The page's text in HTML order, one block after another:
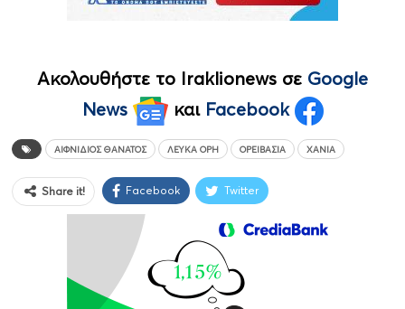
Ακολουθήστε το Iraklionews σε Google
News
και Facebook
ΑΙΦΝΊΔΙΟΣ ΘΆΝΑΤΟΣ ΛΕΥΚΆ ΌΡΗ ΟΡΕΙΒΑΣΊΑ ΧΑΝΙΆ
Share it! Facebook Twitter